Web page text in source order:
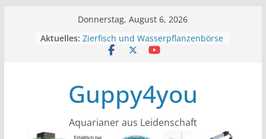
Donnerstag, August 6, 2026
Aktuelles: Zierfisch und Wasserpflanzenbörse
Köln im November
Zierfisch und Pflanzenbörse in Köln
05.03.2023
Galerie
Um Missverständnisse aufzuklären!
Bitte lesen!
Guppy4you
Aquarianer aus Leidenschaft